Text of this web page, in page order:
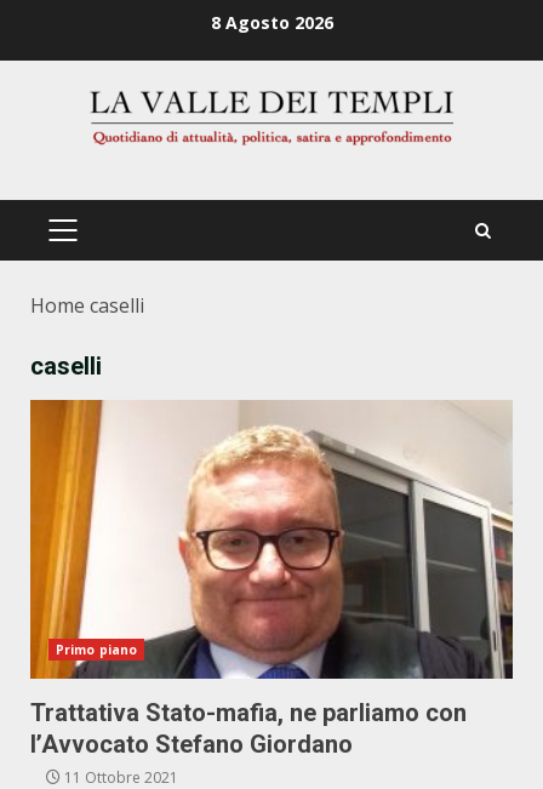
8 Agosto 2026
PRIMÄRES
Home caselli
caselli
Primo piano
Trattativa Stato-mafia, ne parliamo con
l’Avvocato Stefano Giordano
11 Ottobre 2021